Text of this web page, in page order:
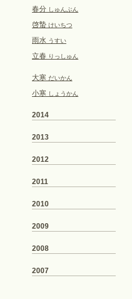
春分 しゅんぶん
啓蟄 けいちつ
雨水 うすい
立春 りっしゅん
大寒 だいかん
小寒 しょうかん
2014
2013
2012
2011
2010
2009
2008
2007